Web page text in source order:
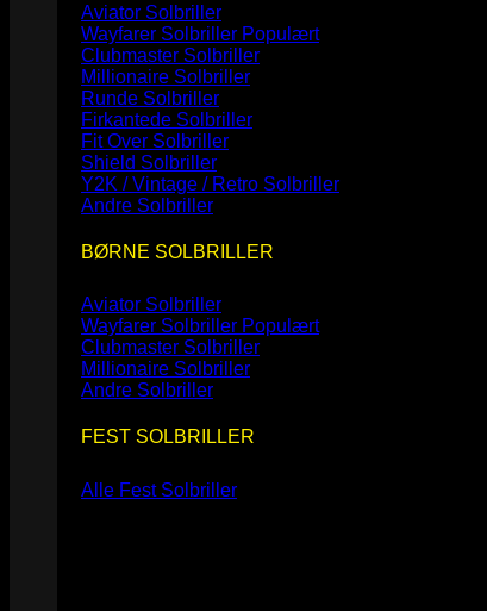
Aviator Solbriller
Wayfarer Solbriller
Clubmaster Solbriller
Millionaire Solbriller
Runde Solbriller
Firkantede Solbriller
Fit Over Solbriller
Shield Solbriller
Y2K / Vintage / Retro Solbriller
Andre Solbriller
BØRNE SOLBRILLER
Aviator Solbriller
Wayfarer Solbriller
Clubmaster Solbriller
Millionaire Solbriller
Andre Solbriller
FEST SOLBRILLER
Alle Fest Solbriller